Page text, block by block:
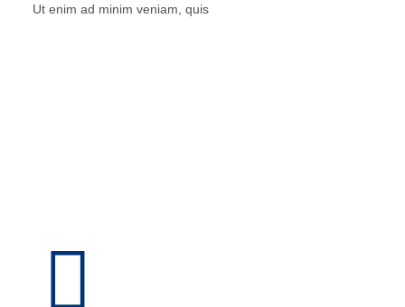
Ut enim ad minim veniam, quis